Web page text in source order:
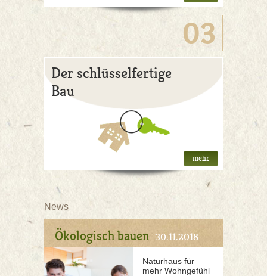
03
Der schlüsselfertige
Bau
mehr
News
Ökologisch bauen 30.11.2018
Naturhaus für
mehr Wohngefühl